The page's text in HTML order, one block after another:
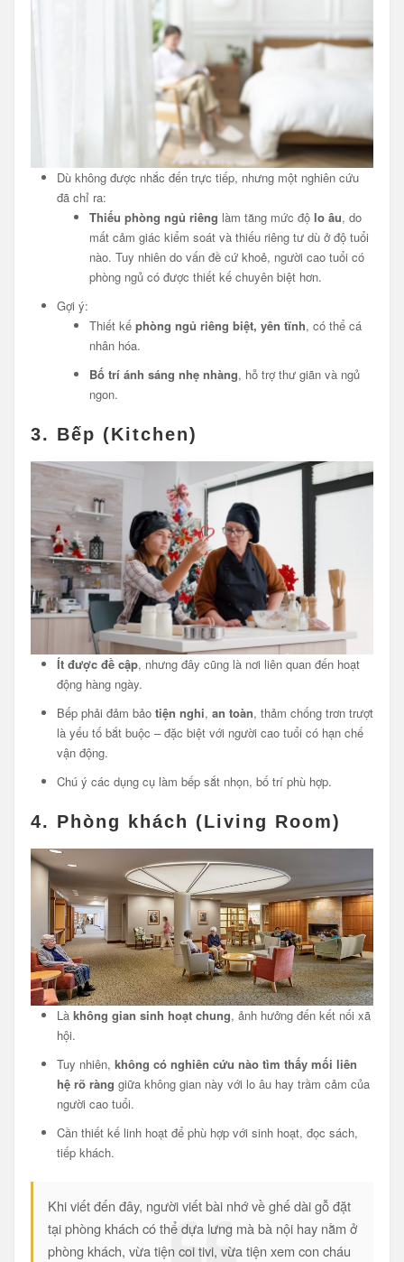
Dù không được nhắc đến trực tiếp, nhưng một nghiên cứu
đã chỉ ra:
Thiếu phòng ngủ riêng làm tăng mức độ lo âu, do
mất cảm giác kiểm soát và thiếu riêng tư dù ở độ tuổi
nào. Tuy nhiên do vấn đề cứ khoẻ, người cao tuổi có
phòng ngủ có được thiết kế chuyên biệt hơn.
Gợi ý:
Thiết kế phòng ngủ riêng biệt, yên tĩnh, có thể cá
nhân hóa.
Bố trí ánh sáng nhẹ nhàng, hỗ trợ thư giãn và ngủ
ngon.
3. Bếp (Kitchen)
Ít được đề cập, nhưng đây cũng là nơi liên quan đến hoạt
động hàng ngày.
Bếp phải đảm bảotiện nghi,an toàn, thảm chống trơn trượt
là yếu tố bắt buộc – đặc biệt với người cao tuổi có hạn chế
vận động.
Chú ý các dụng cụ làm bếp sắt nhọn, bố trí phù hợp.
4. Phòng khách (Living Room)
Làkhông gian sinh hoạt chung, ảnh hưởng đến kết nối xã
hội.
Tuy nhiên,không có nghiên cứu nào tìm thấy mối liên
hệ rõ ràng giữa không gian này với lo âu hay trầm cảm của
người cao tuổi.
Cần thiết kế linh hoạt để phù hợp với sinh hoạt, đọc sách,
tiếp khách.
Khi viết đến đây, người viết bài nhớ về ghế dài gỗ đặt
tại phòng khách có thể dựa lưng mà bà nội hay nằm ở
phòng khách, vừa tiện coi tivi, vừa tiện xem con cháu